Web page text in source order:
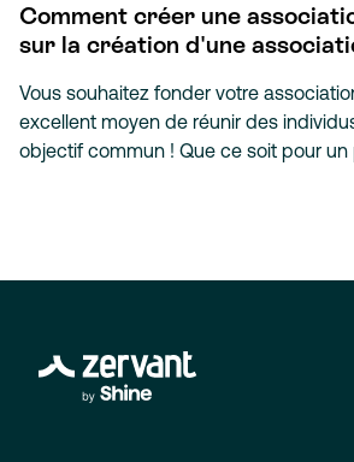
Comment créer une
sur la création d'une
Vous souhaitez fonder votre
excellent moyen de réunir des
objectif commun ! Que ce soit pour un